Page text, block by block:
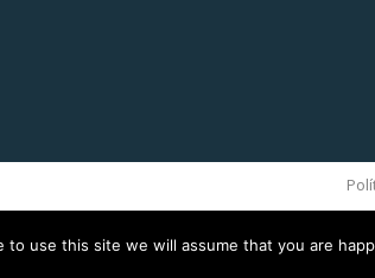
use this site we will assume that you are